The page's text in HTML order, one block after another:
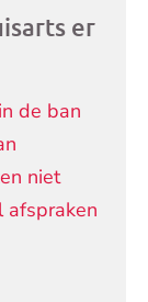
er
de ban
niet
afspraken